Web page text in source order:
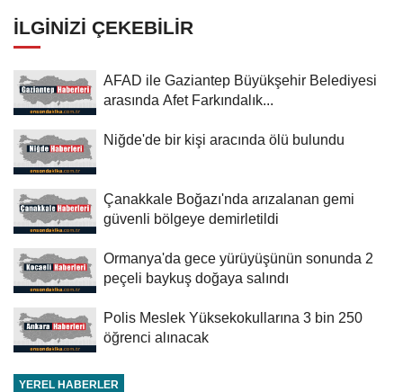
İLGINIZI ÇEKEBILIR
AFAD ile Gaziantep Büyükşehir Belediyesi
arasında Afet Farkındalık...
Niğde'de bir kişi aracında ölü bulundu
Çanakkale Boğazı'nda arızalanan gemi
güvenli bölgeye demirletildi
Ormanya'da gece yürüyüşünün sonunda 2
peçeli baykuş doğaya salındı
Polis Meslek Yüksekokullarına 3 bin 250
öğrenci alınacak
YEREL HABERLER